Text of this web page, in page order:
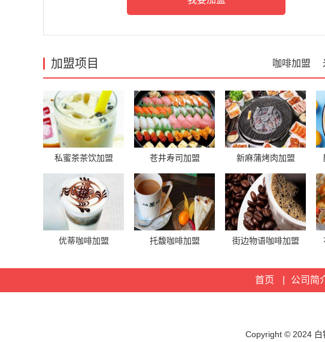
加盟项目 咖啡加盟
私蜜茶茶饮加盟 苍井寿司加盟 新麻蒲烤肉加盟
优蒂咖啡加盟 托馥咖啡加盟 街边物语咖啡加盟
首页 公司简
Copyright © 2024 白